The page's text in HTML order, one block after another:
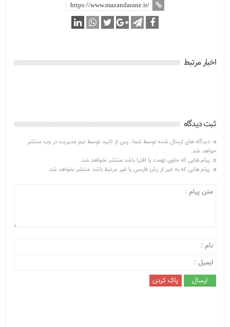
اخبار مرتبط
ثبت دیدگاه
دیدگاه های ارسال شده توسط شما، پس از تایید توسط تیم مدیریت در وب منتشر
خواهد شد.
پیام هایی که حاوی تهمت یا افترا باشد منتشر نخواهد شد.
پیام هایی که به غیر از زبان فارسی یا غیر مرتبط باشد منتشر نخواهد شد.